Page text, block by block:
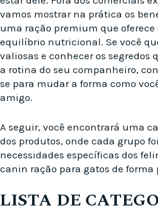
vamos mostrar na prática os
uma ração premium que
equilíbrio nutricional. Se você
valiosas e conhecer os segredos
a rotina do seu companheiro,
se para mudar a forma como
amigo.
A seguir, você encontrará uma
dos produtos, onde cada grupo
necessidades específicas dos
canin ração para gatos de forma
LISTA DE